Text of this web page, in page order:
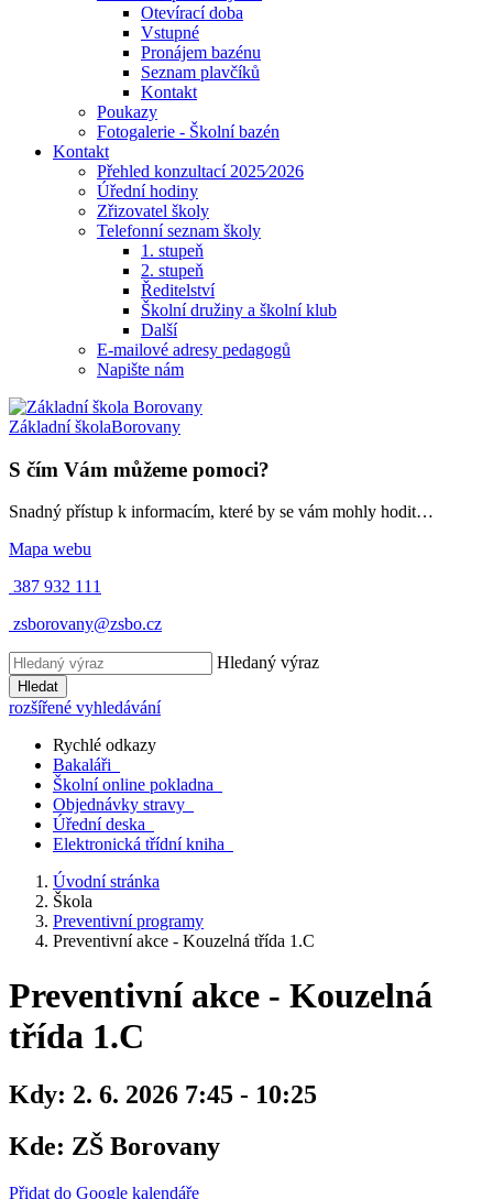
Otevírací doba
Vstupné
Pronájem bazénu
Seznam plavčíků
Kontakt
Poukazy
Fotogalerie - Školní bazén
Kontakt
Přehled konzultací 2025⁄2026
Úřední hodiny
Zřizovatel školy
Telefonní seznam školy
1. stupeň
2. stupeň
Ředitelství
Školní družiny a školní klub
Další
E-mailové adresy pedagogů
Napište nám
Základní školaBorovany
S čím Vám můžeme pomoci?
Snadný přístup k informacím, které by se vám mohly hodit…
Mapa webu
387 932 111
zsborovany@zsbo.cz
Hledaný výraz
Hledat
rozšířené vyhledávání
Rychlé odkazy
Bakaláři
Školní online pokladna
Objednávky stravy
Úřední deska
Elektronická třídní kniha
Úvodní stránka
Škola
Preventivní programy
Preventivní akce - Kouzelná třída 1.C
Preventivní akce - Kouzelná
třída 1.C
Kdy: 2. 6. 2026 7:45 - 10:25
Kde: ZŠ Borovany
Přidat do Google kalendáře